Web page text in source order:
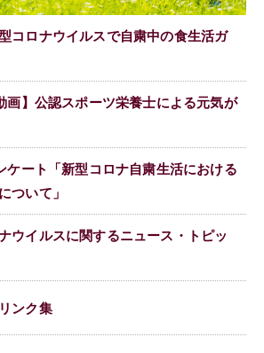
コロナウイルスで自粛中の食生活ガ
画】公認スポーツ栄養士による元気が
ケート「新型コロナ自粛生活における
ついて」
ウイルスに関するニュース・トピッ
ンク集